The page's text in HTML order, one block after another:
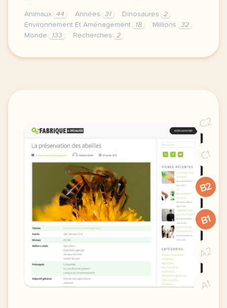
Animaux 44 Années 31 Dinosaures
2
Environnement Et Aménagement
18 Millions
32
Monde
133 Recherches 2
theme environnement et amenagement duree
C2
C1
B2
B1
A2
A1